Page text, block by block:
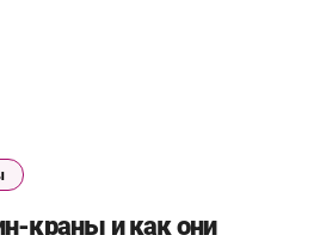
краны и как они